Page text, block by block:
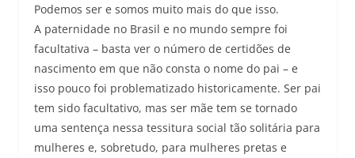
Podemos ser e somos muito mais do que isso.
A paternidade no Brasil e no mundo sempre foi
facultativa – basta ver o número de certidões de
nascimento em que não consta o nome do pai – e
isso pouco foi problematizado historicamente. Ser pai
tem sido facultativo, mas ser mãe tem se tornado
uma sentença nessa tessitura social tão solitária para
mulheres e, sobretudo, para mulheres pretas e